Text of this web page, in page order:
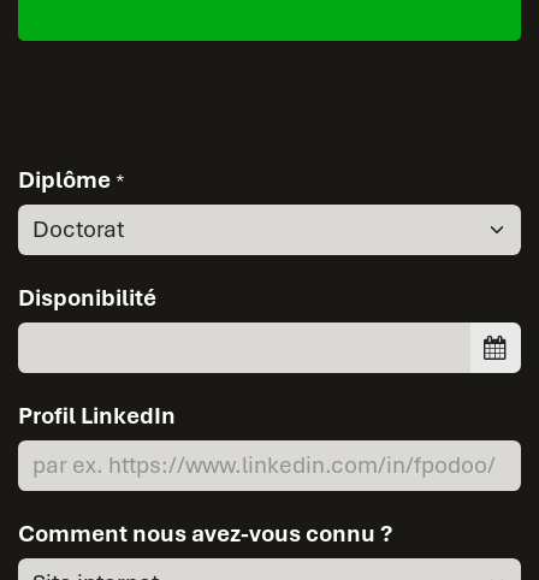
Diplôme *
Disponibilité
Profil LinkedIn
Comment nous avez-vous connu ?